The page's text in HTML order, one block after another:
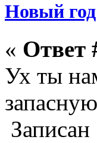
Новый
« Ответ
Ух ты
Записан